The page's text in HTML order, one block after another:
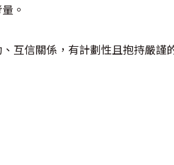
。
互信關係，有計劃性且抱持嚴謹